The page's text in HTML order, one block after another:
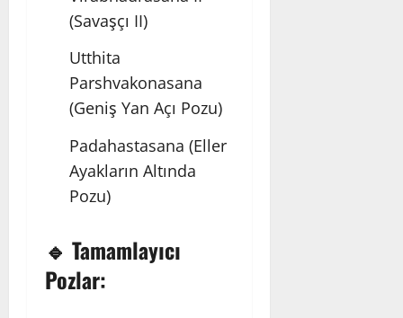
(Savaşçı II)
Utthita
Parshvakonasana
(Geniş Yan Açı Pozu)
Padahastasana (Eller
Ayakların Altında
Pozu)
🔹 Tamamlayıcı
Pozlar: